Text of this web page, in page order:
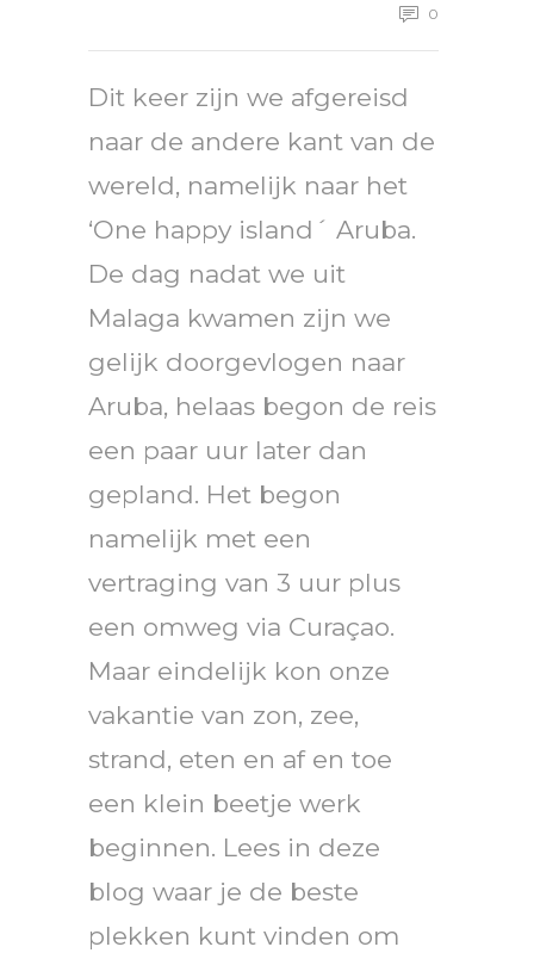
0
Dit keer zijn we afgereisd
naar de andere kant van de
wereld, namelijk naar het
‘One happy island´ Aruba.
De dag nadat we uit
Malaga kwamen zijn we
gelijk doorgevlogen naar
Aruba, helaas begon de reis
een paar uur later dan
gepland. Het begon
namelijk met een
vertraging van 3 uur plus
een omweg via Curaçao.
Maar eindelijk kon onze
vakantie van zon, zee,
strand, eten en af en toe
een klein beetje werk
beginnen. Lees in deze
blog waar je de beste
plekken kunt vinden om